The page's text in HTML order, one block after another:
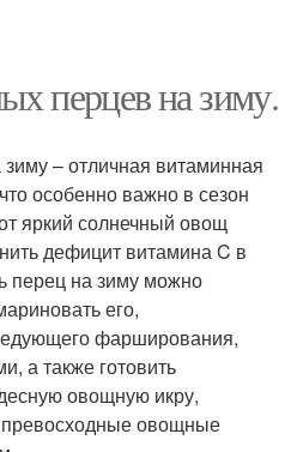
перцев на зиму.
– отличная витаминная
особенно важно в сезон
яркий солнечный овощ
дефицит витамина C в
перец на зиму можно
его,
фарширования,
а также готовить
овощную икру,
превосходные овощные